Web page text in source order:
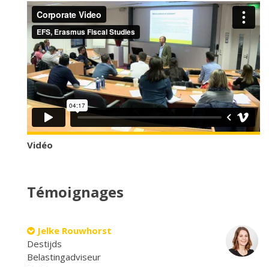
Vidéo
Témoignages
Jelke Rouwhorst
Destijds
Belastingadviseur